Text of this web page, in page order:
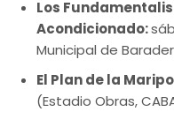
Los
Acondicionado:
Municipal de
El Plan de la
(Estadio Obras,